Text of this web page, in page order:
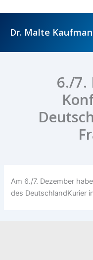
springen
Dr. Malte
6./7.
Am 6./7. Dezember
des DeutschlandKurier